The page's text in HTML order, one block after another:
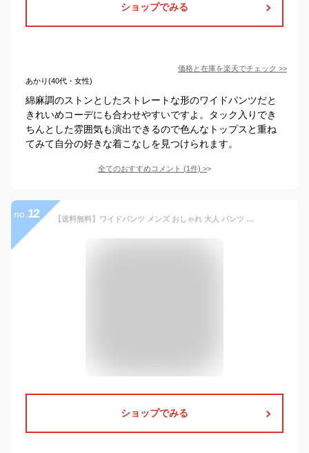
ショップでみる
価格と在庫を楽天でチェック >>
あかり(40代・女性)
綿麻調のストンとしたストレートな形のワイドパンツだと
きれいめコーデにも合わせやすいですよ。タック入りでき
ちんとした雰囲気も演出できるので色んなトップスと重ね
てみて自分の好きな着こなしを見つけられます。
全てのおすすめコメント (1件) >
no. 12 【送料無料】ワイドパンツ メンズ おしゃれ 大人 パンツ ストレッチ ゆったり スラックス ボトムス ズボン イージーパンツ カラーパンツ シンプル 無地 ユニセックス ブラック 黒 大人 CavariA 20代 30代 40代 男性 男 服 秋 冬 秋冬 秋服 ファッション【郵】↑
ショップでみる